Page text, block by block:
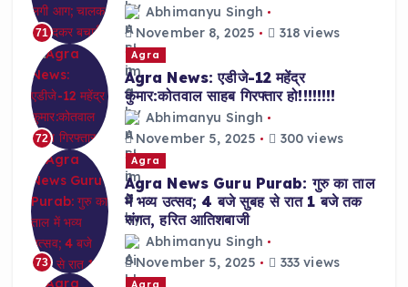
71
Abhimanyu Singh
November 8, 2025
318 views
72
Agra
Agra News: एडीजे-12 महेंद्र
कुमार:कोतवाल साहब गिरफ्तार हो!!!!!!!!
Abhimanyu Singh
November 5, 2025
300 views
73
Agra
Agra News Guru Purab: गुरु का ताल
में भव्य उत्सव; 4 बजे सुबह से रात 1 बजे तक
संगत, हरित आतिशबाजी
Abhimanyu Singh
November 5, 2025
333 views